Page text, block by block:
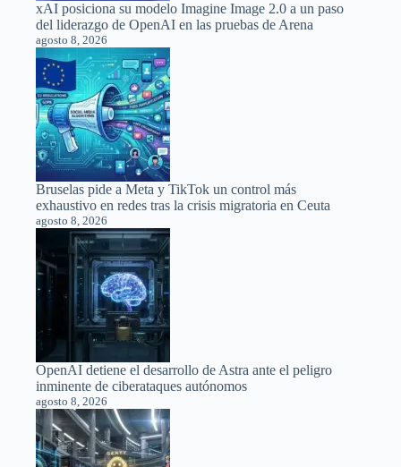
xAI posiciona su modelo Imagine Image 2.0 a un paso
del liderazgo de OpenAI en las pruebas de Arena
agosto 8, 2026
Bruselas pide a Meta y TikTok un control más
exhaustivo en redes tras la crisis migratoria en Ceuta
agosto 8, 2026
OpenAI detiene el desarrollo de Astra ante el peligro
inminente de ciberataques autónomos
agosto 8, 2026